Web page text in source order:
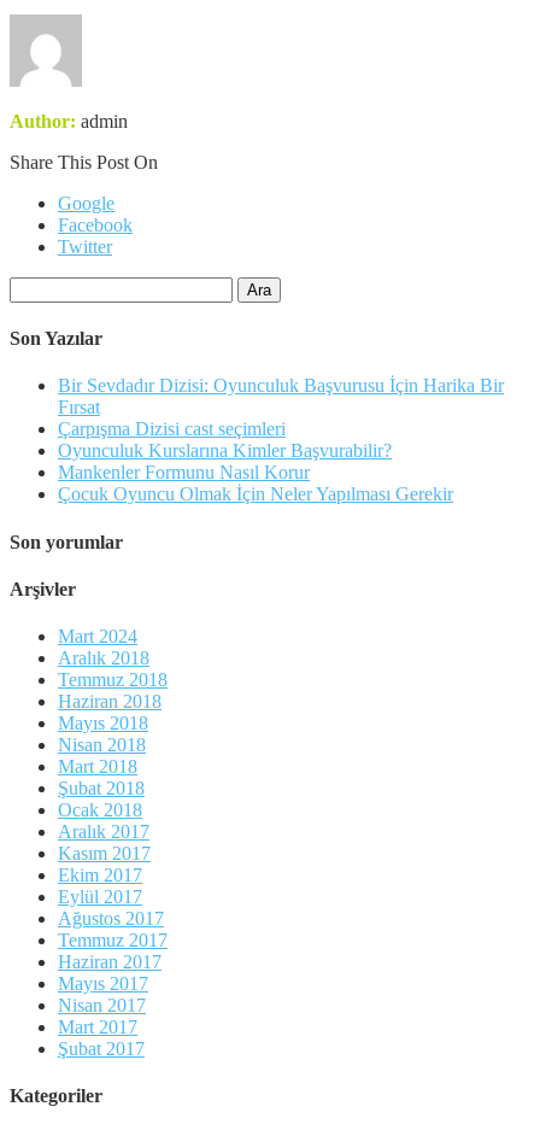
Author: admin
Share This Post On
Google
Facebook
Twitter
Son Yazılar
Bir Sevdadır Dizisi: Oyunculuk Başvurusu İçin Harika Bir
Fırsat
Çarpışma Dizisi cast seçimleri
Oyunculuk Kurslarına Kimler Başvurabilir?
Mankenler Formunu Nasıl Korur
Çocuk Oyuncu Olmak İçin Neler Yapılması Gerekir
Son yorumlar
Arşivler
Mart 2024
Aralık 2018
Temmuz 2018
Haziran 2018
Mayıs 2018
Nisan 2018
Mart 2018
Şubat 2018
Ocak 2018
Aralık 2017
Kasım 2017
Ekim 2017
Eylül 2017
Ağustos 2017
Temmuz 2017
Haziran 2017
Mayıs 2017
Nisan 2017
Mart 2017
Şubat 2017
Kategoriler